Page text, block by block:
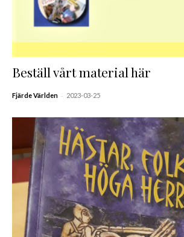
Beställ vårt material här
Fjärde Världen - 2023-03-25